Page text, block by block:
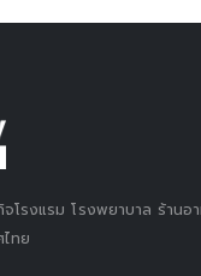
โรงแรม โรงพยาบาล ร้านอ
ไทย